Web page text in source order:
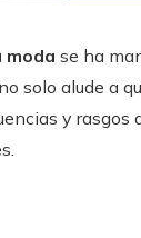
moda se ha
solo alude a
y rasgos